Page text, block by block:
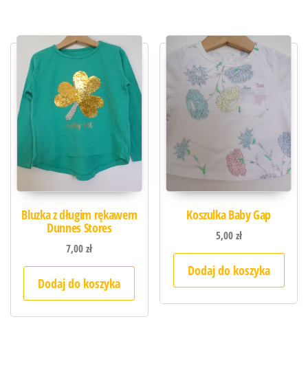
Bluzka z długim rękawem
Dunnes Stores
7,00zł
Dodaj do koszyka
Koszulka Baby Gap
5,00zł
Dodaj do koszyka